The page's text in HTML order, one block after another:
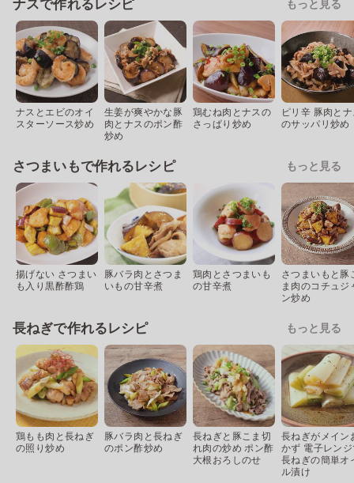
ナスで作れるレシピ もっと見る
ナスとエビのオイ
スターソース炒め
生姜が爽やかな豚
肉とナスのポン酢
炒め
鶏むね肉とナスの
さっぱり炒め
ピリ辛 豚肉と
のサッパリ炒め
さつまいもで作れるレシピ もっと見る
揚げない さつまい
も入り黒酢酢鶏
豚バラ肉とさつま
いもの甘辛煮
鶏肉とさつまいも
の甘辛煮
さつまいもと豚
ま肉のコチュジ
ン炒め
長ねぎで作れるレシピ もっと見る
鶏もも肉と長ねぎ
の照り炒め
豚バラ肉と長ねぎ
のポン酢炒め
長ねぎと豚こま切
れ肉の炒め ポン酢
大根おろしのせ
長ねぎがメイン
かず 電子レン
長ねぎの簡単オ
ル漬け